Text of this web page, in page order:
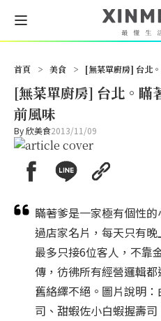
首頁 > 美食 > [無菜單廚房] 台北
[無菜單廚房] 台北。
前風味
By欣美食2013/11/09
瞞著爹是一家極有個性
過店家名片，每天只有
最多只接6位客人，不靠
傳，彷彿所有經營邏輯
舊絡繹不絕。圖片說明
司、甜蝦佐小白蝦握壽